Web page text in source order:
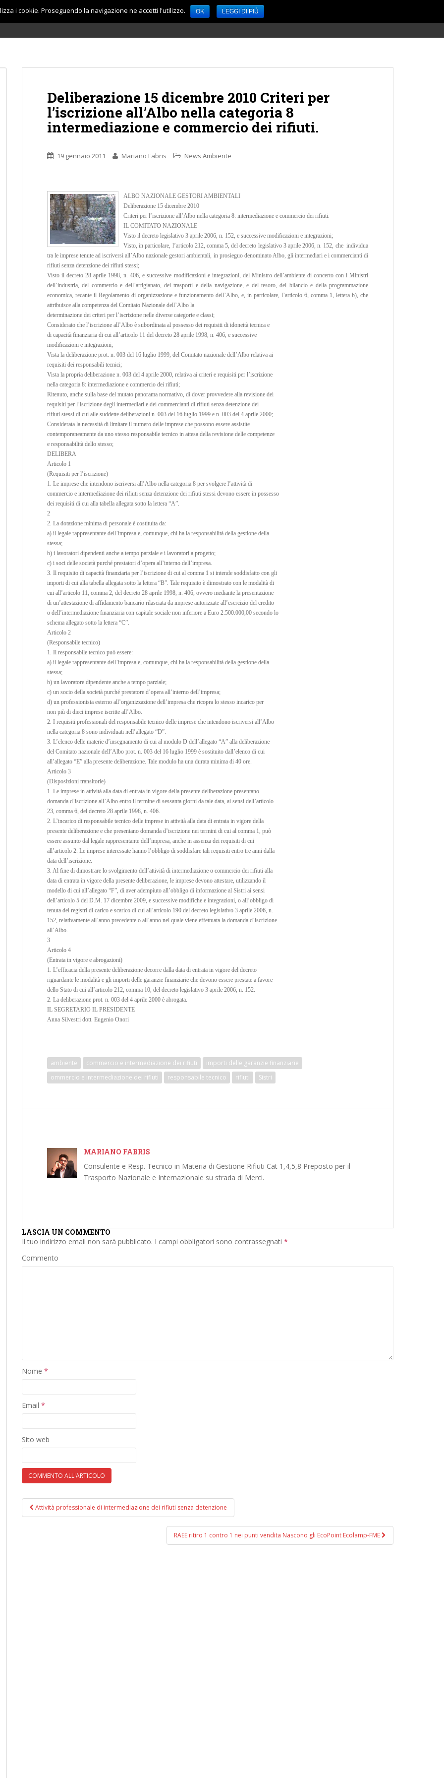
HOME SERVIZI
Deliberazione 15 dicembre 2010 Criteri per
l’iscrizione all’Albo nella categoria 8
intermediazione e commercio dei rifiuti.
19 gennaio 2011 Mariano Fabris News Ambiente
ALBO NAZIONALE GESTORI AMBIENTALI
Deliberazione 15 dicembre 2010
Criteri per l’iscrizione all’Albo nella categoria 8: intermediazione e commercio dei rifiuti.
IL COMITATO NAZIONALE
Visto il decreto legislativo 3 aprile 2006, n. 152, e successive modificazioni e integrazioni;
Visto, in particolare, l’articolo 212, comma 5, del decreto legislativo 3 aprile 2006, n. 152, che individua
tra le imprese tenute ad iscriversi all’Albo nazionale gestori ambientali, in prosieguo denominato Albo, gli intermediari e i commercianti di
rifiuti senza detenzione dei rifiuti stessi;
Visto il decreto 28 aprile 1998, n. 406, e successive modificazioni e integrazioni, del Ministro dell’ambiente di concerto con i Ministri
dell’industria, del commercio e dell’artigianato, dei trasporti e della navigazione, e del tesoro, del bilancio e della programmazione
economica, recante il Regolamento di organizzazione e funzionamento dell’Albo, e, in particolare, l’articolo 6, comma 1, lettera b), che
attribuisce alla competenza del Comitato Nazionale dell’Albo la
determinazione dei criteri per l’iscrizione nelle diverse categorie e classi;
Considerato che l’iscrizione all’Albo è subordinata al possesso dei requisiti di idoneità tecnica e
di capacità finanziaria di cui all’articolo 11 del decreto 28 aprile 1998, n. 406, e successive
modificazioni e integrazioni;
Vista la deliberazione prot. n. 003 del 16 luglio 1999, del Comitato nazionale dell’Albo relativa ai
requisiti dei responsabili tecnici;
Vista la propria deliberazione n. 003 del 4 aprile 2000, relativa ai criteri e requisiti per l’iscrizione
nella categoria 8: intermediazione e commercio dei rifiuti;
Ritenuto, anche sulla base del mutato panorama normativo, di dover provvedere alla revisione dei
requisiti per l’iscrizione degli intermediari e dei commercianti di rifiuti senza detenzione dei
rifiuti stessi di cui alle suddette deliberazioni n. 003 del 16 luglio 1999 e n. 003 del 4 aprile 2000;
Considerata la necessità di limitare il numero delle imprese che possono essere assistite
contemporaneamente da uno stesso responsabile tecnico in attesa della revisione delle competenze
e responsabilità dello stesso;
DELIBERA
Articolo 1
(Requisiti per l’iscrizione)
1. Le imprese che intendono iscriversi all’Albo nella categoria 8 per svolgere l’attività di
commercio e intermediazione dei rifiuti senza detenzione dei rifiuti stessi devono essere in possesso
dei requisiti di cui alla tabella allegata sotto la lettera “A”.
2
2. La dotazione minima di personale è costituita da:
a) il legale rappresentante dell’impresa e, comunque, chi ha la responsabilità della gestione della
stessa;
b) i lavoratori dipendenti anche a tempo parziale e i lavoratori a progetto;
c) i soci delle società purché prestatori d’opera all’interno dell’impresa.
3. Il requisito di capacità finanziaria per l’iscrizione di cui al comma 1 si intende soddisfatto con gli
importi di cui alla tabella allegata sotto la lettera “B”. Tale requisito è dimostrato con le modalità di
cui all’articolo 11, comma 2, del decreto 28 aprile 1998, n. 406, ovvero mediante la presentazione
di un’attestazione di affidamento bancario rilasciata da imprese autorizzate all’esercizio del credito
o dell’intermediazione finanziaria con capitale sociale non inferiore a Euro 2.500.000,00 secondo lo
schema allegato sotto la lettera “C”.
Articolo 2
(Responsabile tecnico)
1. Il responsabile tecnico può essere:
a) il legale rappresentante dell’impresa e, comunque, chi ha la responsabilità della gestione della
stessa;
b) un lavoratore dipendente anche a tempo parziale;
c) un socio della società purché prestatore d’opera all’interno dell’impresa;
d) un professionista esterno all’organizzazione dell’impresa che ricopra lo stesso incarico per
non più di dieci imprese iscritte all’Albo.
2. I requisiti professionali del responsabile tecnico delle imprese che intendono iscriversi all’Albo
nella categoria 8 sono individuati nell’allegato “D”.
3. L’elenco delle materie d’insegnamento di cui al modulo D dell’allegato “A” alla deliberazione
del Comitato nazionale dell’Albo prot. n. 003 del 16 luglio 1999 è sostituito dall’elenco di cui
all’allegato “E” alla presente deliberazione. Tale modulo ha una durata minima di 40 ore.
Articolo 3
(Disposizioni transitorie)
1. Le imprese in attività alla data di entrata in vigore della presente deliberazione presentano
domanda d’iscrizione all’Albo entro il termine di sessanta giorni da tale data, ai sensi dell’articolo
23, comma 6, del decreto 28 aprile 1998, n. 406.
2. L’incarico di responsabile tecnico delle imprese in attività alla data di entrata in vigore della
presente deliberazione e che presentano domanda d’iscrizione nei termini di cui al comma 1, può
essere assunto dal legale rappresentante dell’impresa, anche in assenza dei requisiti di cui
all’articolo 2. Le imprese interessate hanno l’obbligo di soddisfare tali requisiti entro tre anni dalla
data dell’iscrizione.
3. Al fine di dimostrare lo svolgimento dell’attività di intermediazione o commercio dei rifiuti alla
data di entrata in vigore della presente deliberazione, le imprese devono attestare, utilizzando il
modello di cui all’allegato “F”, di aver adempiuto all’obbligo di informazione al Sistri ai sensi
dell’articolo 5 del D.M. 17 dicembre 2009, e successive modifiche e integrazioni, o all’obbligo di
tenuta dei registri di carico e scarico di cui all’articolo 190 del decreto legislativo 3 aprile 2006, n.
152, relativamente all’anno precedente o all’anno nel quale viene effettuata la domanda d’iscrizione
all’Albo.
3
Articolo 4
(Entrata in vigore e abrogazioni)
1. L’efficacia della presente deliberazione decorre dalla data di entrata in vigore del decreto
riguardante le modalità e gli importi delle garanzie finanziarie che devono essere prestate a favore
dello Stato di cui all’articolo 212, comma 10, del decreto legislativo 3 aprile 2006, n. 152.
2. La deliberazione prot. n. 003 del 4 aprile 2000 è abrogata.
IL SEGRETARIO IL PRESIDENTE
Anna Silvestri dott. Eugenio Onori
ambiente commercio e intermediazione dei rifiuti
importi delle garanzie finanziarie
ommercio e intermediazione dei rifiuti
responsabile tecnico rifiuti Sistri
MARIANO FABRIS
Consulente e Resp. Tecnico in Materia di Gestione Rifiuti Cat 1,4,5,8 Preposto per il
Trasporto Nazionale e Internazionale su strada di Merci.
LASCIA UN COMMENTO
Il tuo indirizzo email non sarà pubblicato. I campi obbligatori sono contrassegnati *
Commento
Nome *
Email *
Sito web
Navigazione post
Attività professionale di intermediazione dei rifiuti senza detenzione
RAEE ritiro 1 contro 1 nei punti vendita Nascono gli EcoPoint Ecolamp-FME
i cookie. Proseguendo la navigazione ne accetti l'utilizzo. OK LEGGI DI PIÙ